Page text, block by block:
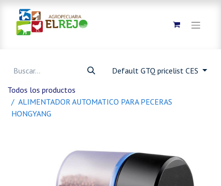
Default GTQ pricelist CES
Todos los productos
ALIMENTADOR AUTOMATICO PARA PECERAS
HONGYANG